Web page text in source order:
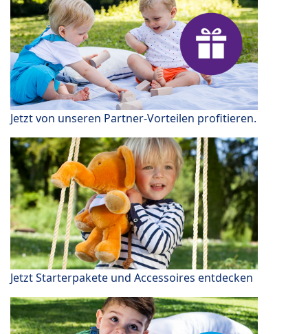
Jetzt von unseren Partner-Vorteilen profitieren.
Jetzt Starterpakete und Accessoires entdecken